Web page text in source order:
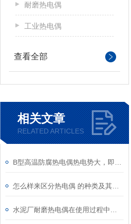
耐磨热电偶
工业热电偶
查看全部
相关文章
RELATED ARTICLES